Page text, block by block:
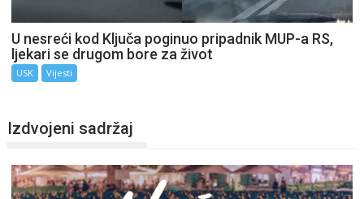
U nesreći kod Ključa poginuo pripadnik MUP-a RS,
ljekari se drugom bore za život
USK Vijesti
Izdvojeni sadržaj